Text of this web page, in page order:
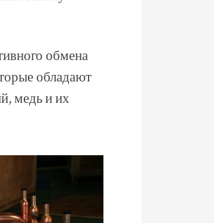
обмена
обладают
медь и их